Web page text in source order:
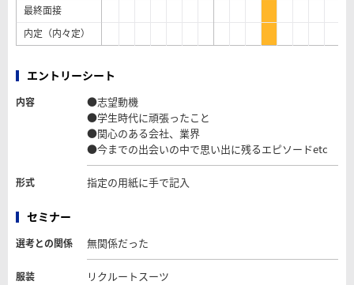
最終面接
内定（内々定）
エントリーシート
内容
●志望動機
●学生時代に頑張ったこと
●関心のある会社、業界
●今までの出会いの中で思い出に残るエピソードetc
形式 指定の用紙に手で記入
セミナー
選考との関係 無関係だった
服装 リクルートスーツ